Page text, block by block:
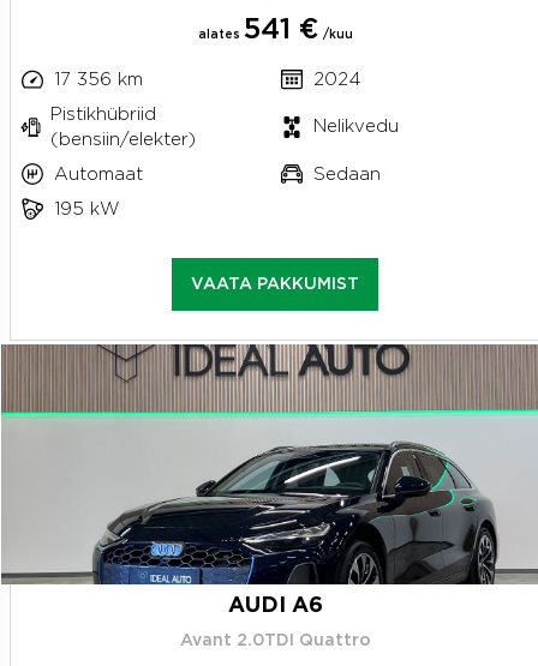
alates 541 € /kuu
17 356 km
2024
Pistikhübriid
(bensiin/elekter)
Nelikvedu
Automaat
Sedaan
195 kW
VAATA PAKKUMIST
AUDI A6
Avant 2.0TDI Quattro